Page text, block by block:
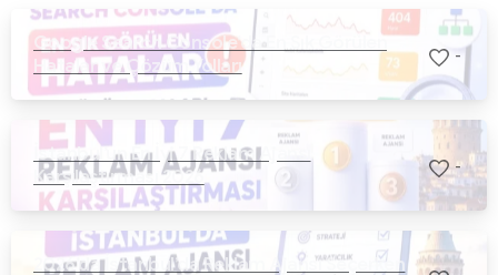
Google Search Console’da En Sık Görülen
Hatalar ve Çözüm Yolları
-
İstanbul’un En İyi 7 Reklam Ajansı
Karşılaştırması 2026
-
2026’da İstanbul’da Reklam Ajansı Seçerken